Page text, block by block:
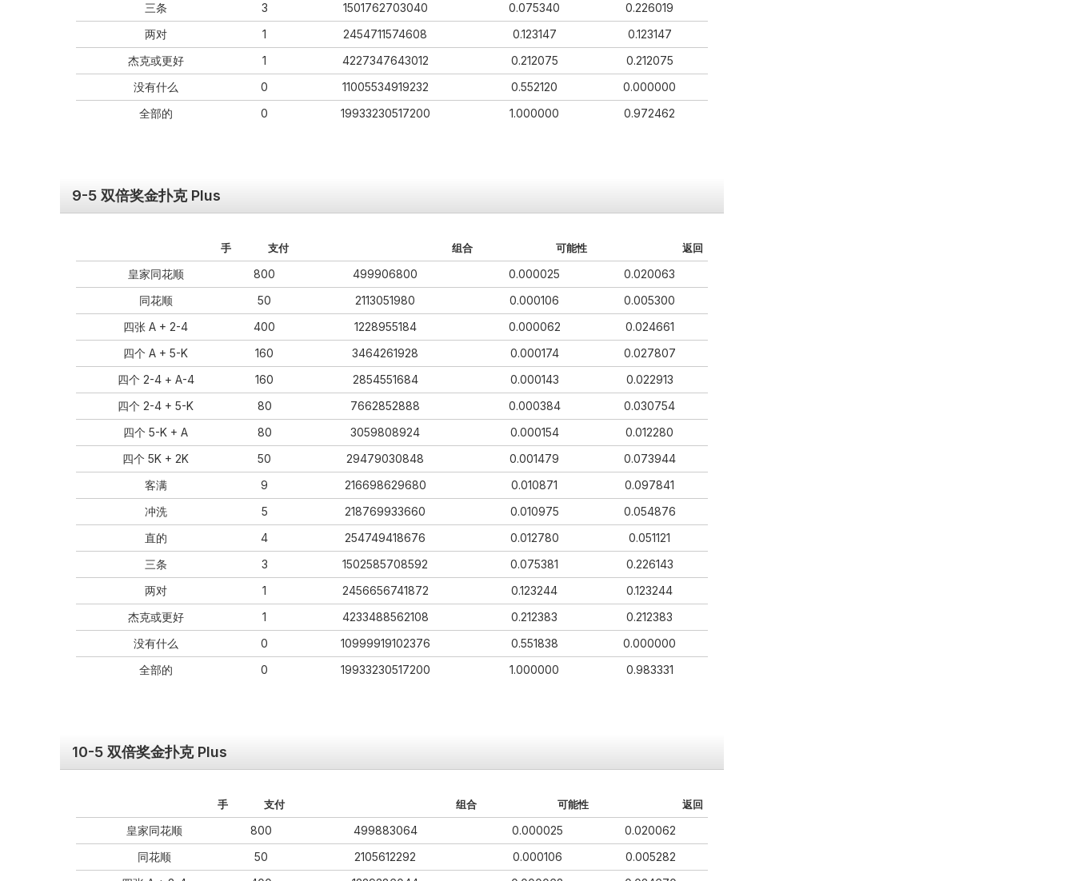
三条
3 1501762703040 0.075340
0.226019
两对
1 2454711574608 0.123147
0.123147
杰克或更好
1 4227347643012 0.212075
0.212075
没有什么
0 11005534919232 0.552120
0.000000
全部的
0 19933230517200 1.000000 0.972462
9-5 双倍奖金扑克 Plus
手 支付 组合 可能性 返回
皇家同花顺 800 499906800 0.000025
0.020063
同花顺
50 2113051980 0.000106
0.005300
四张 A + 2-4
400 1228955184 0.000062
0.024661
四个 A + 5-K
160 3464261928 0.000174
0.027807
四个 2-4 + A-4
160 2854551684 0.000143
0.022913
四个 2-4 + 5-K
80 7662852888 0.000384
0.030754
四个 5-K + A
80 3059808924 0.000154
0.012280
四个 5K + 2K
50 29479030848 0.001479
0.073944
客满
9 216698629680 0.010871
0.097841
冲洗
5 218769933660 0.010975
0.054876
直的
4 254749418676 0.012780
0.051121
三条
3 1502585708592 0.075381
0.226143
两对
1 2456656741872 0.123244
0.123244
杰克或更好
1 4233488562108 0.212383
0.212383
没有什么
0 10999919102376 0.551838
0.000000
全部的
0 19933230517200 1.000000 0.983331
10-5 双倍奖金扑克 Plus
手 支付 组合 可能性 返回
皇家同花顺 800 499883064 0.000025
0.020062
同花顺
50 2105612292 0.000106
0.005282